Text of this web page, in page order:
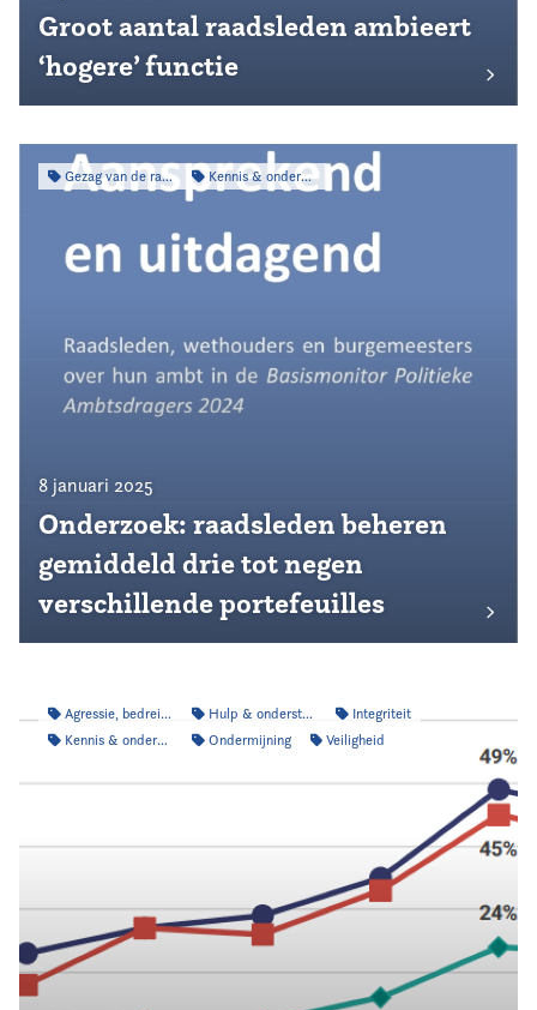
Groot aantal raadsleden ambieert
‘hogere’ functie
Gezag van de raad Kennis & onderzoek
8 januari 2025
Onderzoek: raadsleden beheren
gemiddeld drie tot negen
verschillende portefeuilles
Agressie, bedreiging & intimidatie Hulp & ondersteuning
Integriteit
Kennis & onderzoek
Ondermijning Veiligheid